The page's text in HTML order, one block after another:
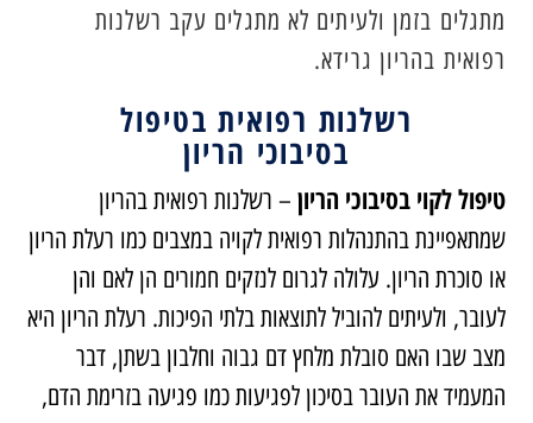
מתגלים בזמן ולעיתים לא מתגלים עקב רשלנות
רפואית בהריון גרידא.
רשלנות רפואית בטיפול
בסיבוכי הריון
טיפול לקוי בסיבוכי הריון– רשלנות רפואית בהריון
שמתאפיינת בהתנהלות רפואית לקויה במצבים כמו רעלת הריון
או סוכרת הריון. עלולה לגרום לנזקים חמורים הן לאם והן
לעובר, ולעיתים להוביל לתוצאות בלתי הפיכות. רעלת הריון היא
מצב שבו האם סובלת מלחץ דם גבוה וחלבון בשתן, דבר
המעמיד את העובר בסיכון לפגיעות כמו פגיעה בזרימת הדם,